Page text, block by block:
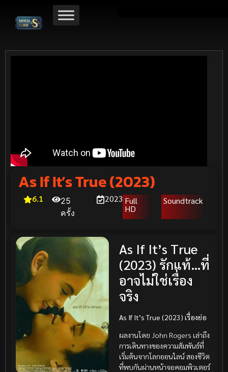
As If It’s True (2023)
6.1
25
ครั้ง
2023Full
HD
Soundtrack
As If It’s True
(2023) รักแท้…ที่
อาจไม่ใช่เรื่อง
จริง
As If It’s True (2023) เรื่องย่อ
ผลงานโดย John Rogers เล่าถึง
การเดินทางของความสัมพันธ์ที่
เริ่มต้นจากโลกออนไลน์ สองชีวิต
ที่พบกันผ่านหน้าจอคอมพิวเตอร์